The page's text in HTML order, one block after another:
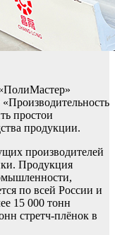
простои
продукции.
производителей
Продукция
по всей России и
15 000 тонн
стретч-плёнок в